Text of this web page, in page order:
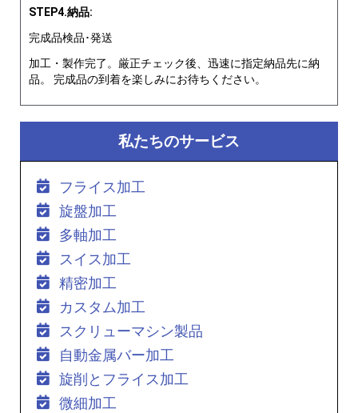
STEP4.納品:
完成品検品･発送
加工・製作完了。厳正チェック後、迅速に指定納品先に納
品。 完成品の到着を楽しみにお待ちください。
私たちのサービス
フライス加工
旋盤加工
多軸加工
スイス加工
精密加工
カスタム加工
スクリューマシン製品
自動金属バー加工
旋削とフライス加工
微細加工